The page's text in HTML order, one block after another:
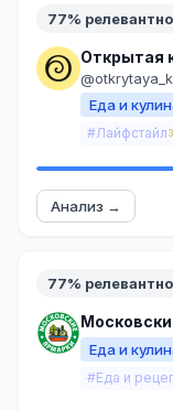
77%
Открытая
Еда и
#Лайфстайл
Анализ →
77%
Еда и
#Еда и